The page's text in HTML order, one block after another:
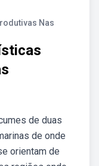
Nas
de duas
de onde
orientam de